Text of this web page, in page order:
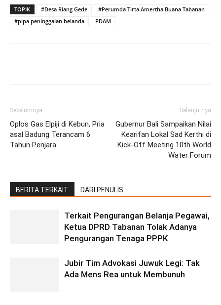
TOPIK #Desa Riang Gede
#Perumda Tirta Amertha Buana Tabanan
#pipa peninggalan belanda
PDAM
Sebelumnya
Oplos Gas Elpiji di Kebun, Pria
asal Badung Terancam 6
Tahun Penjara
Selanjutnya
Gubernur Bali Sampaikan Nilai
Kearifan Lokal Sad Kerthi di
Kick-Off Meeting 10th World
Water Forum
BERITA TERKAIT DARI PENULIS
Terkait Pengurangan Belanja Pegawai,
Ketua DPRD Tabanan Tolak Adanya
Pengurangan Tenaga PPPK
Jubir Tim Advokasi Juwuk Legi: Tak
Ada Mens Rea untuk Membunuh